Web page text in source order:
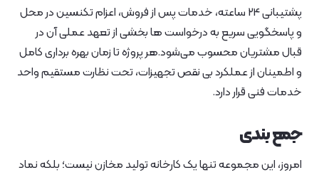
پشتیبانی 24 ساعته، خدمات پس از فروش، اعزام تکنسین در محل
و پاسخگویی سریع به درخواست‌ ها بخشی از تعهد عملی آن در
قبال مشتریان محسوب می‌شود.هر پروژه تا زمان بهره‌ برداری کامل
و اطمینان از عملکرد بی‌ نقص تجهیزات، تحت نظارت مستقیم واحد
خدمات فنی قرار دارد.
جمع‌ بندی
امروز، این مجموعه تنها یک کارخانه تولید مخازن نیست؛ بلکه نماد